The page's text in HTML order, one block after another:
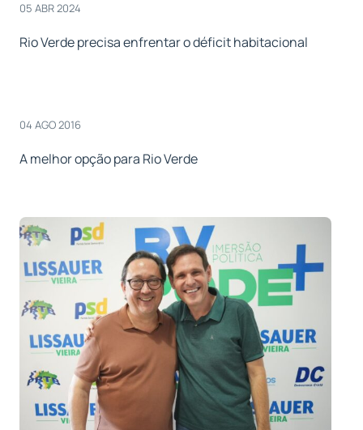
05 ABR 2024
Rio Verde precisa enfrentar o déficit habitacional
04 AGO 2016
A melhor opção para Rio Verde